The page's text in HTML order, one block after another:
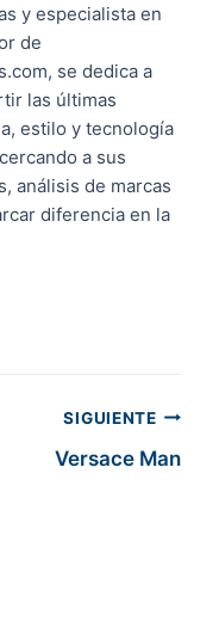
y especialista en
de
se dedica a
las últimas
estilo y tecnología
a sus
análisis de marcas
diferencia en la
SIGUIENTE
Versace Man